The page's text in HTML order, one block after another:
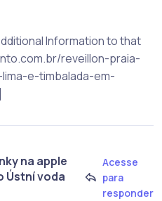
Information to that
reveillon-praia-
e-timbalada-em-
na apple
Ústní voda
Acesse
para
responder